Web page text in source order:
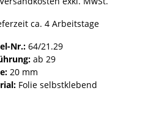
ca. 4 Arbeitstage
Nr.: 64/21.29
ab 29
20 mm
Folie selbstklebend